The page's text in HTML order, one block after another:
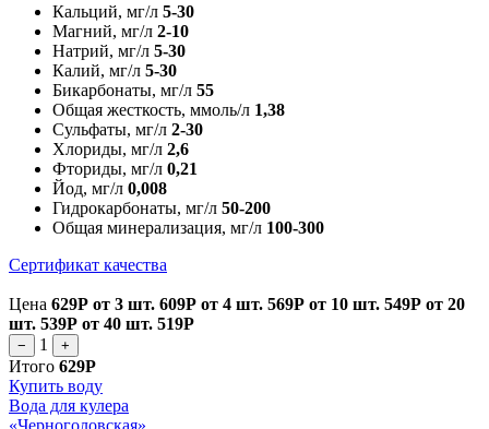
Кальций, мг/л 5-30
Магний, мг/л 2-10
Натрий, мг/л 5-30
Калий, мг/л 5-30
Бикарбонаты, мг/л 55
Общая жесткость, ммоль/л 1,38
Сульфаты, мг/л 2-30
Хлориды, мг/л 2,6
Фториды, мг/л 0,21
Йод, мг/л 0,008
Гидрокарбонаты, мг/л 50-200
Общая минерализация, мг/л 100-300
Сертификат качества
Цена 629Р от 3 шт. 609Р от 4 шт. 569Р от 10 шт. 549Р от 20
шт. 539Р от 40 шт. 519Р
− 1 +
Итого 629Р
Купить воду
Вода для кулера
«Черноголовская»